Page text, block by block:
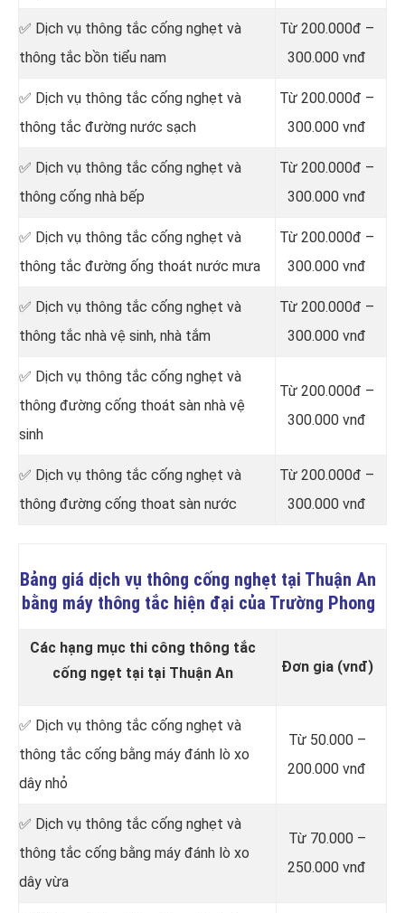
✅ Dịch vụ thông tắc cống nghẹt và
thông tắc bồn tiểu nam
Từ 200.000đ –
300.000 vnđ
✅ Dịch vụ thông tắc cống nghẹt và
thông tắc đường nước sạch
Từ 200.000đ –
300.000 vnđ
✅ Dịch vụ thông tắc cống nghẹt và
thông cống nhà bếp
Từ 200.000đ –
300.000 vnđ
✅ Dịch vụ thông tắc cống nghẹt và
thông tắc đường ống thoát nước mưa
Từ 200.000đ –
300.000 vnđ
✅ Dịch vụ thông tắc cống nghẹt và
thông tắc nhà vệ sinh, nhà tắm
Từ 200.000đ –
300.000 vnđ
✅ Dịch vụ thông tắc cống nghẹt và
thông đường cống thoát sàn nhà vệ
sinh
Từ 200.000đ –
300.000 vnđ
✅ Dịch vụ thông tắc cống nghẹt và
thông đường cống thoat sàn nước
Từ 200.000đ –
300.000 vnđ
Bảng giá dịch vụ thông cống nghẹt tại Thuận An
bằng máy thông tắc hiện đại của Trường Phong
Các hạng mục thi công thông tắc
cống ngẹt tại tại Thuận An
Đơn gia (vnđ)
✅ Dịch vụ thông tắc cống nghẹt và
thông tắc cống bằng máy đánh lò xo
dây nhỏ
Từ 50.000 –
200.000 vnđ
✅ Dịch vụ thông tắc cống nghẹt và
thông tắc cống bằng máy đánh lò xo
dây vừa
Từ 70.000 –
250.000 vnđ